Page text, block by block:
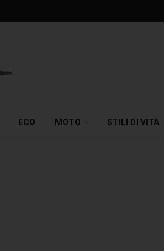
ECO MOTO STILI DI VITA